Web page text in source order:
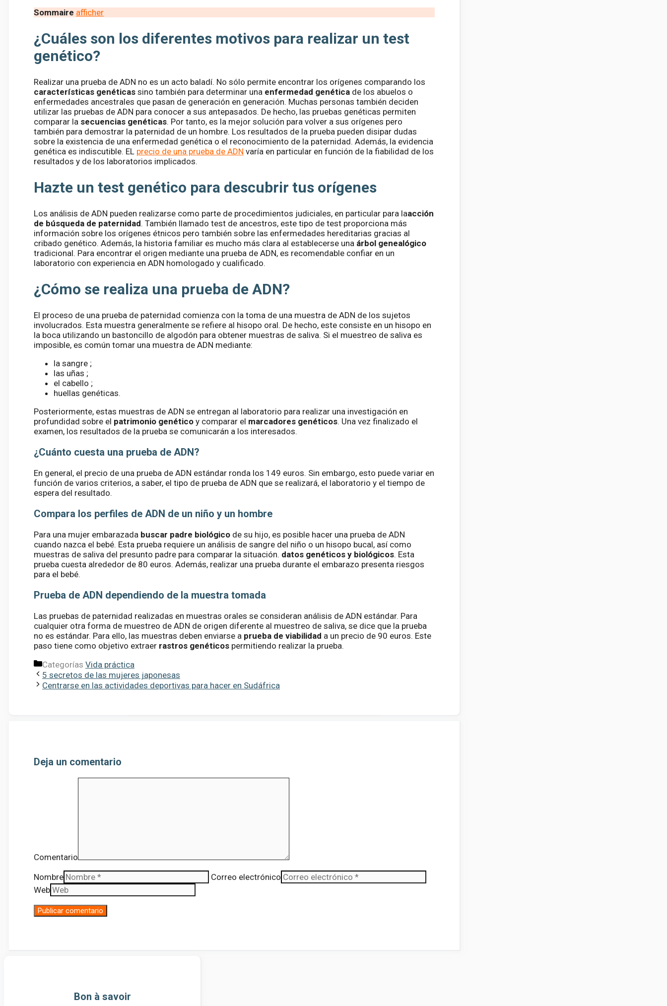
Sommaire afficher
¿Cuáles son los diferentes motivos para realizar un test
genético?
Realizar una prueba de ADN no es un acto baladí. No sólo permite encontrar los orígenes comparando los
características genéticas sino también para determinar una enfermedad genética de los abuelos o
enfermedades ancestrales que pasan de generación en generación. Muchas personas también deciden
utilizar las pruebas de ADN para conocer a sus antepasados. De hecho, las pruebas genéticas permiten
comparar la secuencias genéticas. Por tanto, es la mejor solución para volver a sus orígenes pero
también para demostrar la paternidad de un hombre. Los resultados de la prueba pueden disipar dudas
sobre la existencia de una enfermedad genética o el reconocimiento de la paternidad. Además, la evidencia
genética es indiscutible. EL precio de una prueba de ADN varía en particular en función de la fiabilidad de los
resultados y de los laboratorios implicados.
Hazte un test genético para descubrir tus orígenes
Los análisis de ADN pueden realizarse como parte de procedimientos judiciales, en particular para laacción
de búsqueda de paternidad. También llamado test de ancestros, este tipo de test proporciona más
información sobre los orígenes étnicos pero también sobre las enfermedades hereditarias gracias al
cribado genético. Además, la historia familiar es mucho más clara al establecerse una árbol genealógico
tradicional. Para encontrar el origen mediante una prueba de ADN, es recomendable confiar en un
laboratorio con experiencia en ADN homologado y cualificado.
¿Cómo se realiza una prueba de ADN?
El proceso de una prueba de paternidad comienza con la toma de una muestra de ADN de los sujetos
involucrados. Esta muestra generalmente se refiere al hisopo oral. De hecho, este consiste en un hisopo en
la boca utilizando un bastoncillo de algodón para obtener muestras de saliva. Si el muestreo de saliva es
imposible, es común tomar una muestra de ADN mediante:
la sangre ;
las uñas ;
el cabello ;
huellas genéticas.
Posteriormente, estas muestras de ADN se entregan al laboratorio para realizar una investigación en
profundidad sobre el patrimonio genético y comparar el marcadores genéticos. Una vez finalizado el
examen, los resultados de la prueba se comunicarán a los interesados.
¿Cuánto cuesta una prueba de ADN?
En general, el precio de una prueba de ADN estándar ronda los 149 euros. Sin embargo, esto puede variar en
función de varios criterios, a saber, el tipo de prueba de ADN que se realizará, el laboratorio y el tiempo de
espera del resultado.
Compara los perfiles de ADN de un niño y un hombre
Para una mujer embarazada buscar padre biológico de su hijo, es posible hacer una prueba de ADN
cuando nazca el bebé. Esta prueba requiere un análisis de sangre del niño o un hisopo bucal, así como
muestras de saliva del presunto padre para comparar la situación. datos genéticos y biológicos. Esta
prueba cuesta alrededor de 80 euros. Además, realizar una prueba durante el embarazo presenta riesgos
para el bebé.
Prueba de ADN dependiendo de la muestra tomada
Las pruebas de paternidad realizadas en muestras orales se consideran análisis de ADN estándar. Para
cualquier otra forma de muestreo de ADN de origen diferente al muestreo de saliva, se dice que la prueba
no es estándar. Para ello, las muestras deben enviarse a prueba de viabilidad a un precio de 90 euros. Este
paso tiene como objetivo extraer rastros genéticos permitiendo realizar la prueba.
Categorías Vida práctica
5 secretos de las mujeres japonesas
Centrarse en las actividades deportivas para hacer en Sudáfrica
Deja un comentario
Comentario
Nombre
Correo electrónico
Web
Bon à savoir